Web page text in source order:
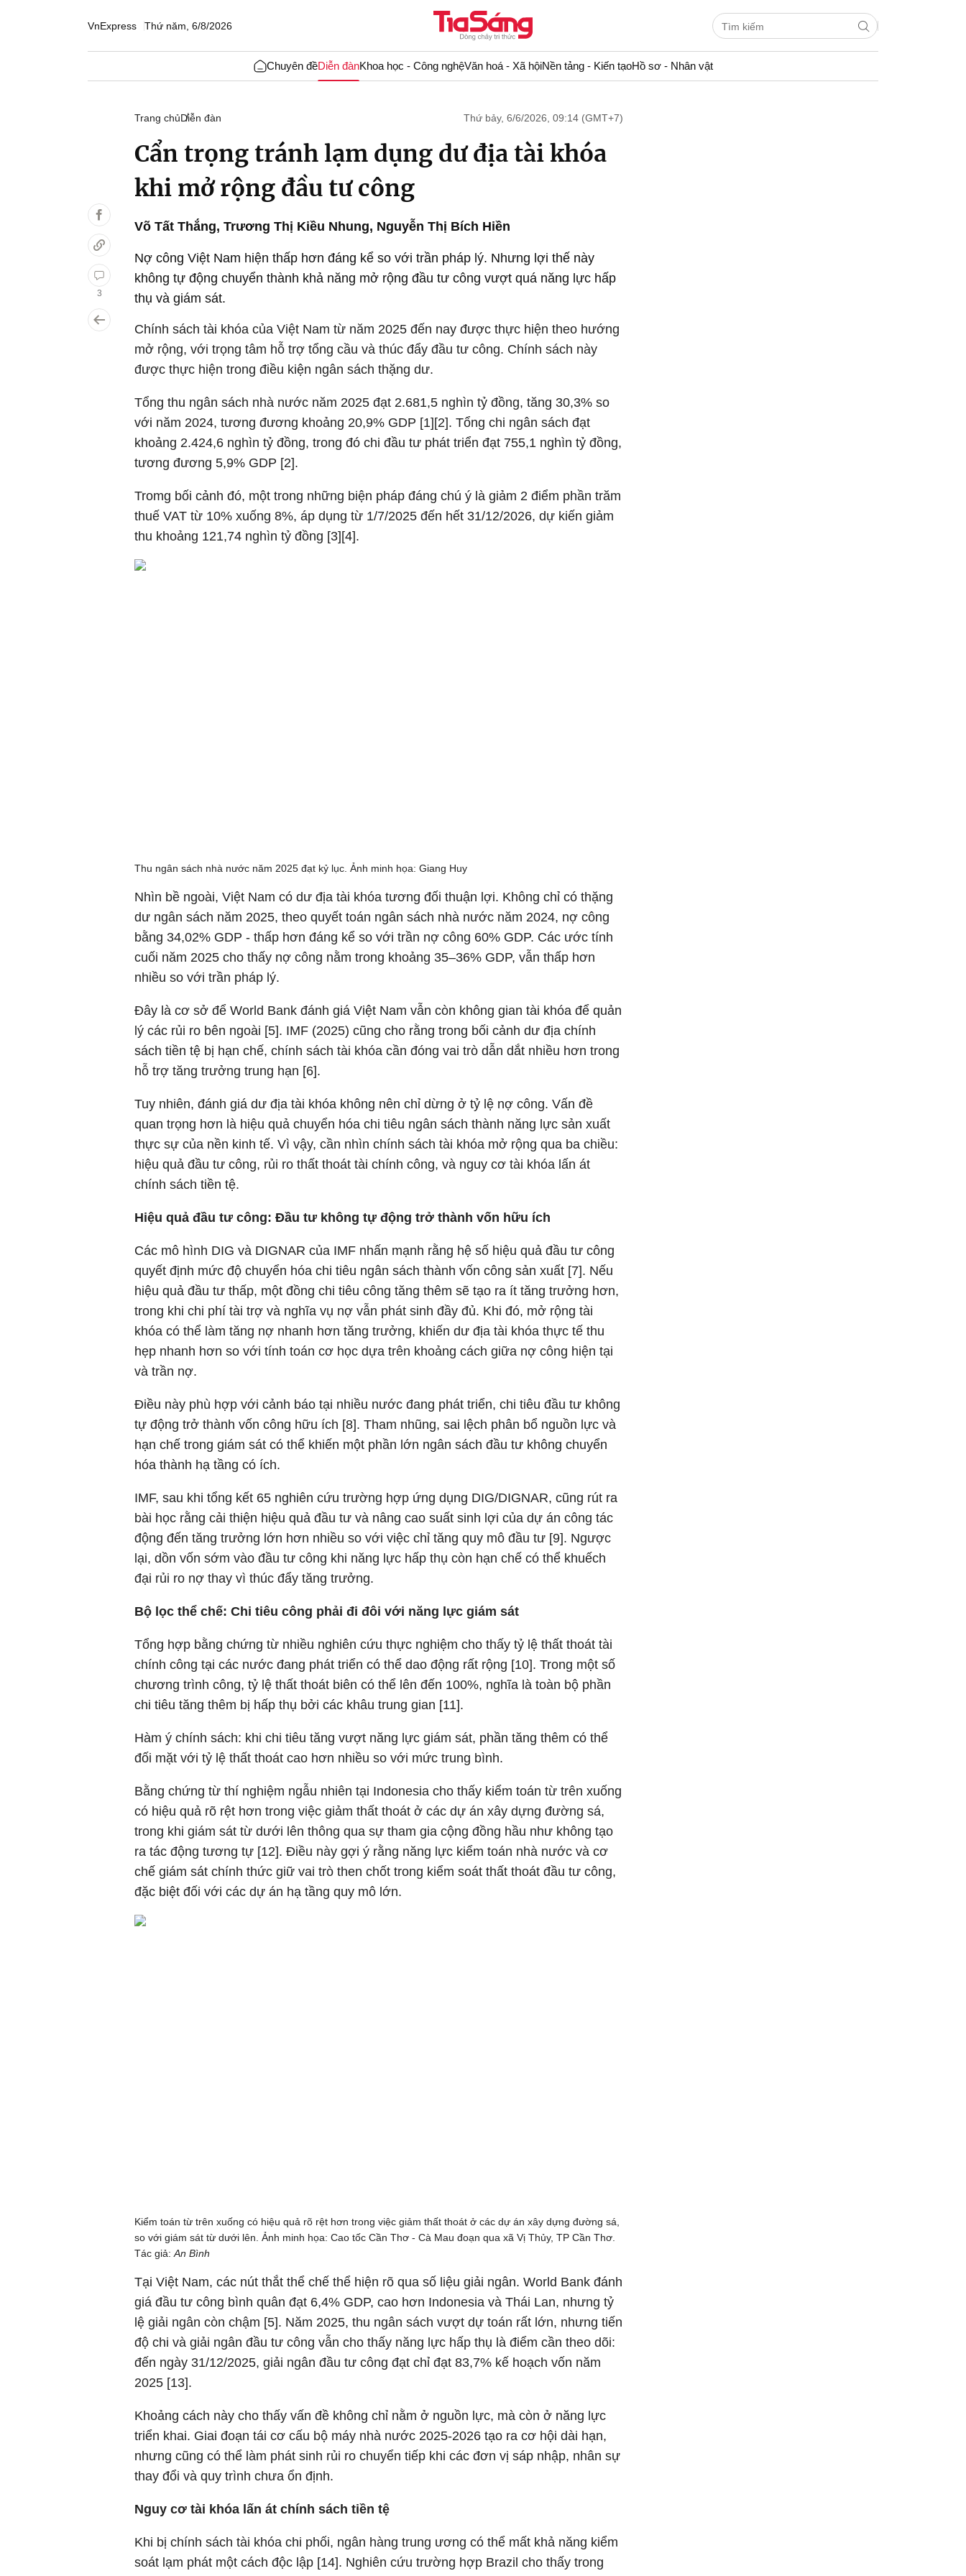
VnExpress Thứ năm, 6/8/2026
Chuyên đềDiễn đànKhoa học - Công nghệVăn hoá - Xã hộiNền tảng - Kiến tạoHồ sơ - Nhân vật
3
Trang chủDiễn đàn Thứ bảy, 6/6/2026, 09:14 (GMT+7)
Cẩn trọng tránh lạm dụng dư địa tài khóa
khi mở rộng đầu tư công
Võ Tất Thắng, Trương Thị Kiều Nhung, Nguyễn Thị Bích Hiền
Nợ công Việt Nam hiện thấp hơn đáng kể so với trần pháp lý. Nhưng lợi thế này
không tự động chuyển thành khả năng mở rộng đầu tư công vượt quá năng lực hấp
thụ và giám sát.
Chính sách tài khóa của Việt Nam từ năm 2025 đến nay được thực hiện theo hướng
mở rộng, với trọng tâm hỗ trợ tổng cầu và thúc đẩy đầu tư công. Chính sách này
được thực hiện trong điều kiện ngân sách thặng dư.
Tổng thu ngân sách nhà nước năm 2025 đạt 2.681,5 nghìn tỷ đồng, tăng 30,3% so
với năm 2024, tương đương khoảng 20,9% GDP [1][2]. Tổng chi ngân sách đạt
khoảng 2.424,6 nghìn tỷ đồng, trong đó chi đầu tư phát triển đạt 755,1 nghìn tỷ đồng,
tương đương 5,9% GDP [2].
Tromg bối cảnh đó, một trong những biện pháp đáng chú ý là giảm 2 điểm phần trăm
thuế VAT từ 10% xuống 8%, áp dụng từ 1/7/2025 đến hết 31/12/2026, dự kiến giảm
thu khoảng 121,74 nghìn tỷ đồng [3][4].
Thu ngân sách nhà nước năm 2025 đạt kỷ lục. Ảnh minh họa: Giang Huy
Nhìn bề ngoài, Việt Nam có dư địa tài khóa tương đối thuận lợi. Không chỉ có thặng
dư ngân sách năm 2025, theo quyết toán ngân sách nhà nước năm 2024, nợ công
bằng 34,02% GDP - thấp hơn đáng kể so với trần nợ công 60% GDP. Các ước tính
cuối năm 2025 cho thấy nợ công nằm trong khoảng 35–36% GDP, vẫn thấp hơn
nhiều so với trần pháp lý.
Đây là cơ sở để World Bank đánh giá Việt Nam vẫn còn không gian tài khóa để quản
lý các rủi ro bên ngoài [5]. IMF (2025) cũng cho rằng trong bối cảnh dư địa chính
sách tiền tệ bị hạn chế, chính sách tài khóa cần đóng vai trò dẫn dắt nhiều hơn trong
hỗ trợ tăng trưởng trung hạn [6].
Tuy nhiên, đánh giá dư địa tài khóa không nên chỉ dừng ở tỷ lệ nợ công. Vấn đề
quan trọng hơn là hiệu quả chuyển hóa chi tiêu ngân sách thành năng lực sản xuất
thực sự của nền kinh tế. Vì vậy, cần nhìn chính sách tài khóa mở rộng qua ba chiều:
hiệu quả đầu tư công, rủi ro thất thoát tài chính công, và nguy cơ tài khóa lấn át
chính sách tiền tệ.
Hiệu quả đầu tư công: Đầu tư không tự động trở thành vốn hữu ích
Các mô hình DIG và DIGNAR của IMF nhấn mạnh rằng hệ số hiệu quả đầu tư công
quyết định mức độ chuyển hóa chi tiêu ngân sách thành vốn công sản xuất [7]. Nếu
hiệu quả đầu tư thấp, một đồng chi tiêu công tăng thêm sẽ tạo ra ít tăng trưởng hơn,
trong khi chi phí tài trợ và nghĩa vụ nợ vẫn phát sinh đầy đủ. Khi đó, mở rộng tài
khóa có thể làm tăng nợ nhanh hơn tăng trưởng, khiến dư địa tài khóa thực tế thu
hẹp nhanh hơn so với tính toán cơ học dựa trên khoảng cách giữa nợ công hiện tại
và trần nợ.
Điều này phù hợp với cảnh báo tại nhiều nước đang phát triển, chi tiêu đầu tư không
tự động trở thành vốn công hữu ích [8]. Tham nhũng, sai lệch phân bổ nguồn lực và
hạn chế trong giám sát có thể khiến một phần lớn ngân sách đầu tư không chuyển
hóa thành hạ tầng có ích.
IMF, sau khi tổng kết 65 nghiên cứu trường hợp ứng dụng DIG/DIGNAR, cũng rút ra
bài học rằng cải thiện hiệu quả đầu tư và nâng cao suất sinh lợi của dự án công tác
động đến tăng trưởng lớn hơn nhiều so với việc chỉ tăng quy mô đầu tư [9]. Ngược
lại, dồn vốn sớm vào đầu tư công khi năng lực hấp thụ còn hạn chế có thể khuếch
đại rủi ro nợ thay vì thúc đẩy tăng trưởng.
Bộ lọc thể chế: Chi tiêu công phải đi đôi với năng lực giám sát
Tổng hợp bằng chứng từ nhiều nghiên cứu thực nghiệm cho thấy tỷ lệ thất thoát tài
chính công tại các nước đang phát triển có thể dao động rất rộng [10]. Trong một số
chương trình công, tỷ lệ thất thoát biên có thể lên đến 100%, nghĩa là toàn bộ phần
chi tiêu tăng thêm bị hấp thụ bởi các khâu trung gian [11].
Hàm ý chính sách: khi chi tiêu tăng vượt năng lực giám sát, phần tăng thêm có thể
đối mặt với tỷ lệ thất thoát cao hơn nhiều so với mức trung bình.
Bằng chứng từ thí nghiệm ngẫu nhiên tại Indonesia cho thấy kiểm toán từ trên xuống
có hiệu quả rõ rệt hơn trong việc giảm thất thoát ở các dự án xây dựng đường sá,
trong khi giám sát từ dưới lên thông qua sự tham gia cộng đồng hầu như không tạo
ra tác động tương tự [12]. Điều này gợi ý rằng năng lực kiểm toán nhà nước và cơ
chế giám sát chính thức giữ vai trò then chốt trong kiểm soát thất thoát đầu tư công,
đặc biệt đối với các dự án hạ tầng quy mô lớn.
Kiểm toán từ trên xuống có hiệu quả rõ rệt hơn trong việc giảm thất thoát ở các dự án xây dựng đường sá,
so với giám sát từ dưới lên. Ảnh minh họa: Cao tốc Cần Thơ - Cà Mau đoạn qua xã Vị Thủy, TP Cần Thơ.
Tác giả: An Bình
Tại Việt Nam, các nút thắt thể chế thể hiện rõ qua số liệu giải ngân. World Bank đánh
giá đầu tư công bình quân đạt 6,4% GDP, cao hơn Indonesia và Thái Lan, nhưng tỷ
lệ giải ngân còn chậm [5]. Năm 2025, thu ngân sách vượt dự toán rất lớn, nhưng tiến
độ chi và giải ngân đầu tư công vẫn cho thấy năng lực hấp thụ là điểm cần theo dõi:
đến ngày 31/12/2025, giải ngân đầu tư công đạt chỉ đạt 83,7% kế hoạch vốn năm
2025 [13].
Khoảng cách này cho thấy vấn đề không chỉ nằm ở nguồn lực, mà còn ở năng lực
triển khai. Giai đoạn tái cơ cấu bộ máy nhà nước 2025-2026 tạo ra cơ hội dài hạn,
nhưng cũng có thể làm phát sinh rủi ro chuyển tiếp khi các đơn vị sáp nhập, nhân sự
thay đổi và quy trình chưa ổn định.
Nguy cơ tài khóa lấn át chính sách tiền tệ
Khi bị chính sách tài khóa chi phối, ngân hàng trung ương có thể mất khả năng kiểm
soát lạm phát một cách độc lập [14]. Nghiên cứu trường hợp Brazil cho thấy trong